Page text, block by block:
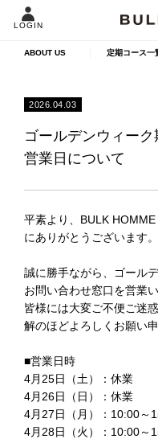
LOGIN
ABOUT US 定期コース一
2026.04.03
ゴールデンウィー
営業日について
平素より、BULK
にありがとうございます。
誠に勝手ながら、ゴール
お問い合わせ窓口を営業い
皆様には大変ご不便ご迷
解のほどよろしくお願い申
■営業日時
4月25日（土）：休業
4月26日（日）：休業
4月27日（月）：10:00～
4月28日（火）：10:00～